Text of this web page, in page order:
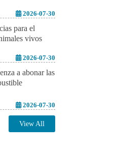
2026-07-30
para el
vivos
2026-07-30
a abonar las
2026-07-30
View All